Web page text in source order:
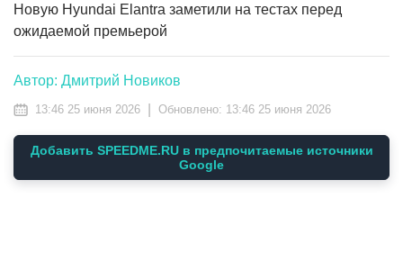
Новую Hyundai Elantra заметили на тестах перед
ожидаемой премьерой
Автор: Дмитрий Новиков
13:46 25 июня 2026 Обновлено: 13:46 25 июня 2026
Добавить SPEEDME.RU в предпочитаемые источники
Google